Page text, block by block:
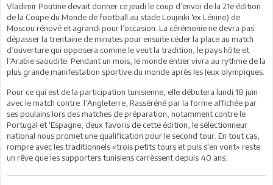
Vladimir Poutine devait donner ce jeudi le coup d’envoi de la 21e édition
de la Coupe du Monde de football au stade Loujinki ‘ex Lénine) de
Moscou rénové et agrandi pour l’occasion. La cérémonie ne devra pas
dépasser la trentaine de minutes pour ensuite céder la place au match
d’ouverture qui opposera comme le veut la tradition, le pays hôte et
l’Arabie saoudite. Pendant un mois, le monde entier vivra au rythme de la
plus grande manifestation sportive du monde après les Jeux olympiques.
Pour ce qui est de la participation tunisienne, elle débutera lundi 18 juin
avec le match contre l’Angleterre, Rasséréné par la forme affichée par
ses poulains lors des matches de préparation, notamment contre le
Portugal et 'Espagne, deux favoris de cette édition, le sélectionneur
national nous promet une qualification pour le second tour. En tout cas,
rompre avec les traditionnels «trois petits tours et puis s'en vont» reste
un rêve que les supporters tunisiens carrèssent depuis 40 ans.